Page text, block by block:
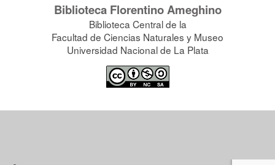
Biblioteca Florentino Ameghino
Biblioteca Central de la
Facultad de Ciencias Naturales y Museo
Universidad Nacional de La Plata